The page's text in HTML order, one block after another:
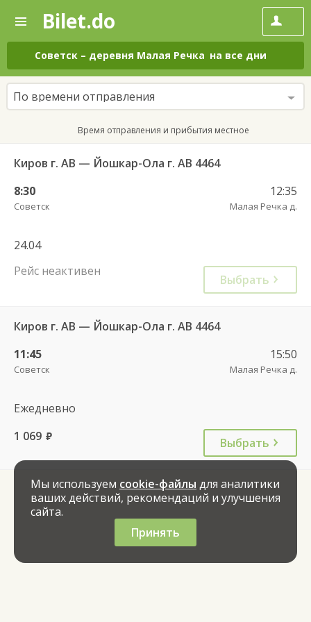
—
Поиск
и
покупка
билетов
на
автобус
онлайн
Bilet.do
Советск – деревня Малая Речка на все дни
По времени отправления
Время отправления и прибытия местное
Киров г. АВ — Йошкар-Ола г. АВ 4464
8:30
Советск
12:35
Малая Речка д.
24.04
Рейс неактивен
Выбрать
Киров г. АВ — Йошкар-Ола г. АВ 4464
11:45
Советск
15:50
Малая Речка д.
Ежедневно
1 069 руб. Выбрать
Мы используем cookie-файлы для аналитики
ваших действий, рекомендаций и улучшения
сайта.
Принять